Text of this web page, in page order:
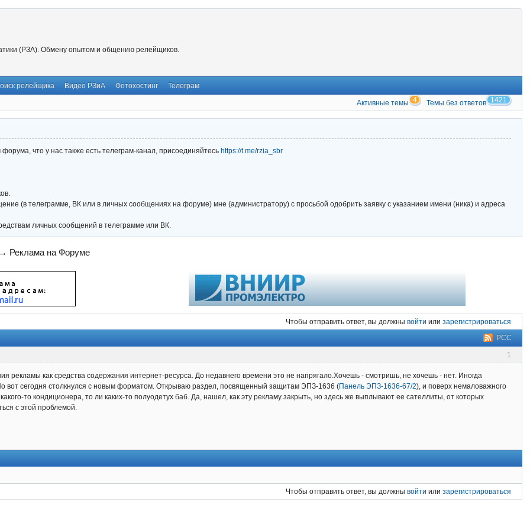
(РЗА). Обмену опытом и общению релейщиков.
релейщика Видео РЗиА Фотохостинг Телеграм
Активные темы 4 Темы без ответов 1421
что у нас также есть телеграм-канал, присоединяйтесь https://t.me/rzia_sbr
(в телеграмме, ВК или в личных сообщениях на форуме) мне (администратору) с просьбой одобрить заявку с указанием имени (ника) и адреса
личных сообщений в телеграмме или ВК.
Реклама на Форуме
Чтобы отправить ответ, вы должны войти или зарегистрироваться
РСС
1
рекламы как средства содержания интернет-ресурса. До недавнего времени это не напрягало.Хочешь - смотришь, не хочешь - нет. Иногда
вот сегодня столкнулся с новым форматом. Открываю раздел, посвященный защитам ЭПЗ-1636 (Панель ЭПЗ-1636-67/2), и поверх немаловажного
то кондиционера, то ли каких-то полуодетух баб. Да, нашел, как эту рекламу закрыть, но здесь же выплывают ее сателлиты, от которых
с этой проблемой.
Чтобы отправить ответ, вы должны войти или зарегистрироваться